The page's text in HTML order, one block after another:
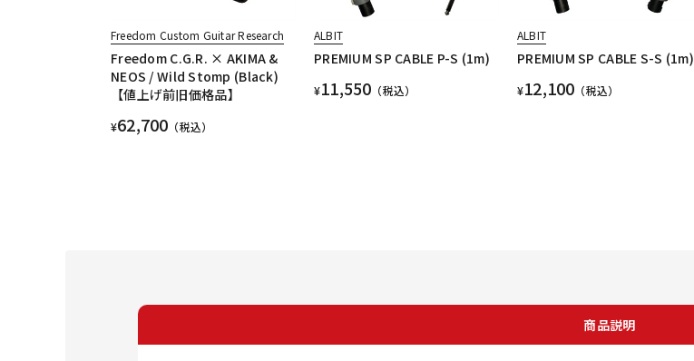
Freedom Custom Guitar Research
Freedom C.G.R. × AKIMA &
NEOS / Wild Stomp (Black)
【値上げ前旧価格品】
¥62,700 （税込）
ALBIT
PREMIUM SP CABLE P-S (1m)
¥11,550 （税込）
ALBIT
PREMIUM SP CABLE S-S (1m)
¥12,100 （税込）
商品説明